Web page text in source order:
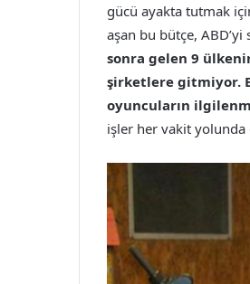
gücü ayakta tutmak
aşan bu bütçe,
sonra gelen 9
şirketlere gitmiyor.
oyuncuların
işler her vakit